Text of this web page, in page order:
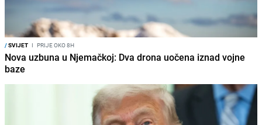
/SVIJET I PRIJE OKO 8H
Nova uzbuna u Njemačkoj: Dva drona uočena iznad vojne
baze